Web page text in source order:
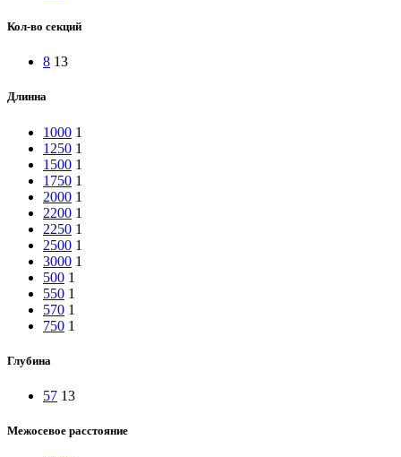
Кол-во секций
8 13
Длинна
1000 1
1250 1
1500 1
1750 1
2000 1
2200 1
2250 1
2500 1
3000 1
500 1
550 1
570 1
750 1
Глубина
57 13
Межосевое расстояние